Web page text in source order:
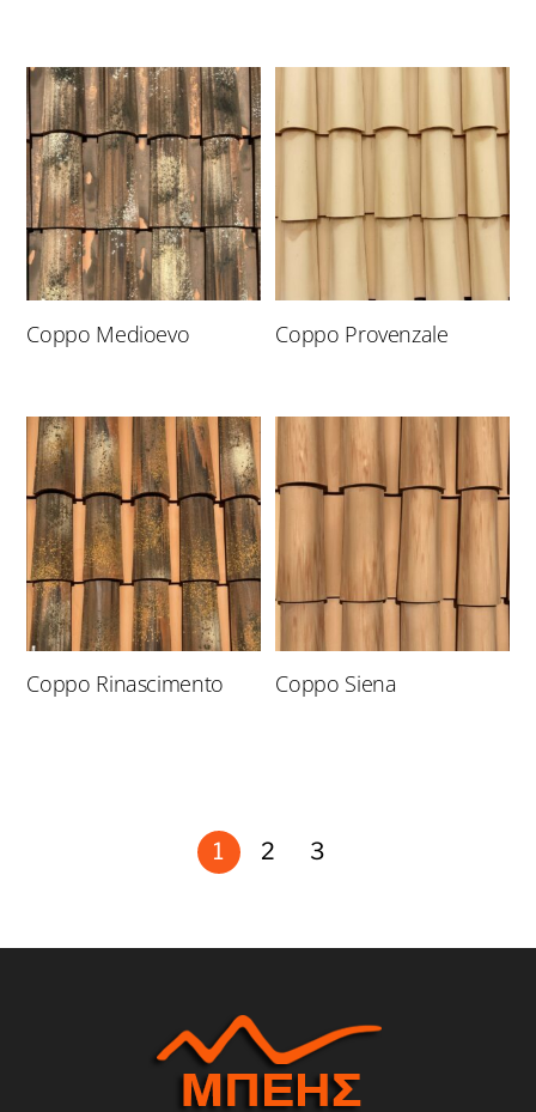
Coppo Medioevo Coppo Provenzale
Coppo Rinascimento Coppo Siena
1 2 3